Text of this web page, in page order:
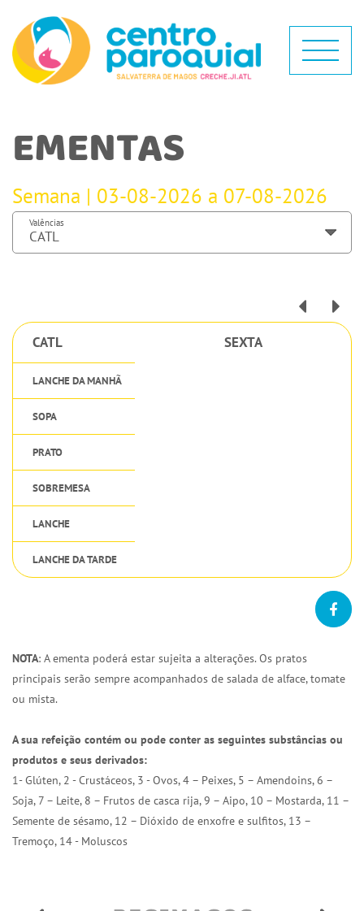
EMENTAS
Semana | 03-08-2026 a 07-08-2026
Valências
CATL SEXTA
LANCHE DA MANHÃ
SOPA
PRATO
SOBREMESA
LANCHE
LANCHE DA TARDE
NOTA: A ementa poderá estar sujeita a alterações. Os pratos
principais serão sempre acompanhados de salada de alface, tomate
ou mista.
A sua refeição contém ou pode conter as seguintes substâncias ou
produtos e seus derivados:
1- Glúten, 2 - Crustáceos, 3 - Ovos, 4 – Peixes, 5 – Amendoins, 6 –
Soja, 7 – Leite, 8 – Frutos de casca rija, 9 – Aipo, 10 – Mostarda, 11 –
Semente de sésamo, 12 – Dióxido de enxofre e sulfitos, 13 –
Tremoço, 14 - Moluscos